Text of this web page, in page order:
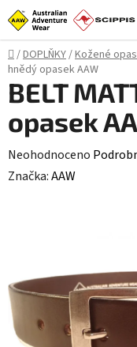
Přejít
na
obsah
Domů
/DOPLŇKY/Kožené
hnědý opasek AAW
BELT
opasek
Průměrné
hodnocení
5
hvězdiček.
Neohodnoceno
Značka:AAW